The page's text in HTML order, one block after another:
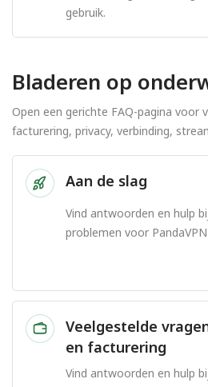
gebruik.
Bladeren op
Open een gerichte FAQ-pagina voor
facturering, privacy, verbinding,
Aan de slag
Vind antwoorden en hulp
problemen voor
Veelgestelde
en facturering
Vind antwoorden en hulp